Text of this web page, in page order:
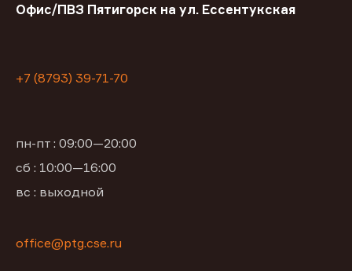
Офис/ПВЗ Пятигорск на ул. Ессентукская
+7 (8793) 39-71-70
пн-пт : 09:00—20:00
сб : 10:00—16:00
вс : выходной
office@ptg.cse.ru